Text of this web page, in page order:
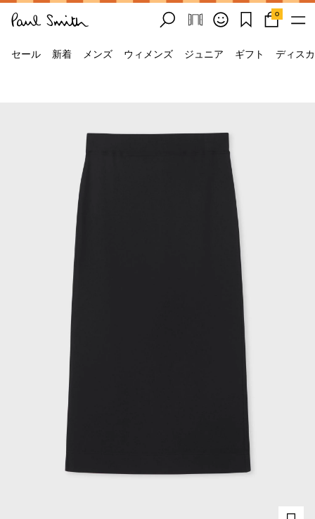
0
セール 新着 メンズ ウィメンズ ジュニア ギフト ディス